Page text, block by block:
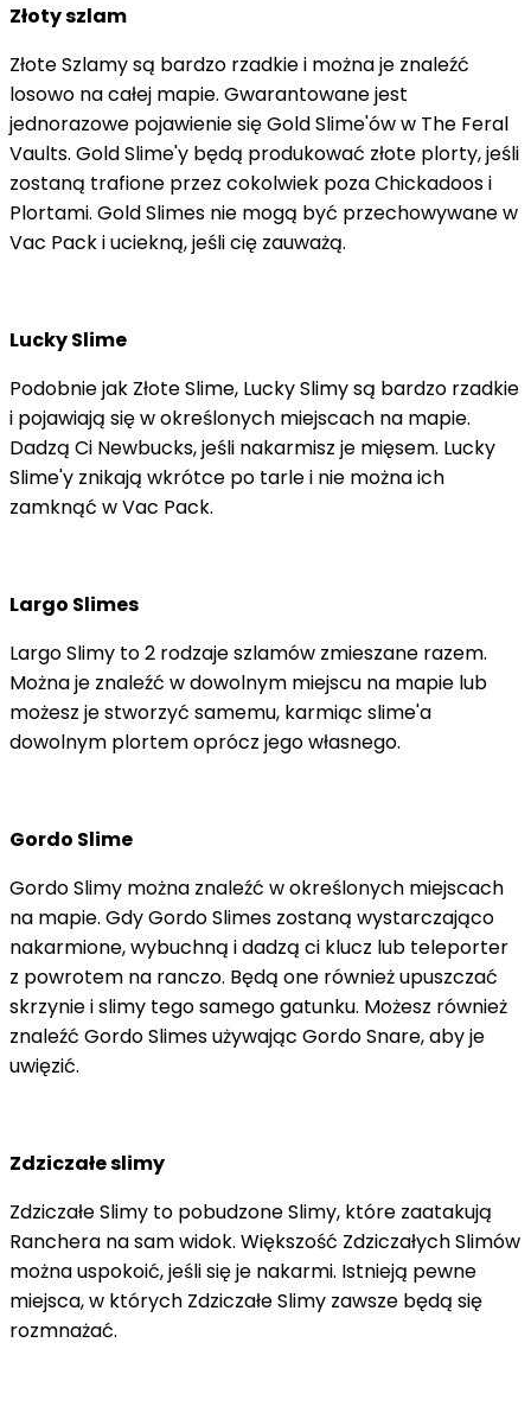
Złoty szlam
Złote Szlamy są bardzo rzadkie i można je znaleźć
losowo na całej mapie. Gwarantowane jest
jednorazowe pojawienie się Gold Slime'ów w The Feral
Vaults. Gold Slime'y będą produkować złote plorty, jeśli
zostaną trafione przez cokolwiek poza Chickadoos i
Plortami. Gold Slimes nie mogą być przechowywane w
Vac Pack i uciekną, jeśli cię zauważą.
Lucky Slime
Podobnie jak Złote Slime, Lucky Slimy są bardzo rzadkie
i pojawiają się w określonych miejscach na mapie.
Dadzą Ci Newbucks, jeśli nakarmisz je mięsem. Lucky
Slime'y znikają wkrótce po tarle i nie można ich
zamknąć w Vac Pack.
Largo Slimes
Largo Slimy to 2 rodzaje szlamów zmieszane razem.
Można je znaleźć w dowolnym miejscu na mapie lub
możesz je stworzyć samemu, karmiąc slime'a
dowolnym plortem oprócz jego własnego.
Gordo Slime
Gordo Slimy można znaleźć w określonych miejscach
na mapie. Gdy Gordo Slimes zostaną wystarczająco
nakarmione, wybuchną i dadzą ci klucz lub teleporter
z powrotem na ranczo. Będą one również upuszczać
skrzynie i slimy tego samego gatunku. Możesz również
znaleźć Gordo Slimes używając Gordo Snare, aby je
uwięzić.
Zdziczałe slimy
Zdziczałe Slimy to pobudzone Slimy, które zaatakują
Ranchera na sam widok. Większość Zdziczałych Slimów
można uspokoić, jeśli się je nakarmi. Istnieją pewne
miejsca, w których Zdziczałe Slimy zawsze będą się
rozmnażać.